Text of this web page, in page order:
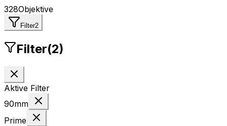
328Objektive
Filter2
Filter(2)
Aktive Filter
90mm
Prime